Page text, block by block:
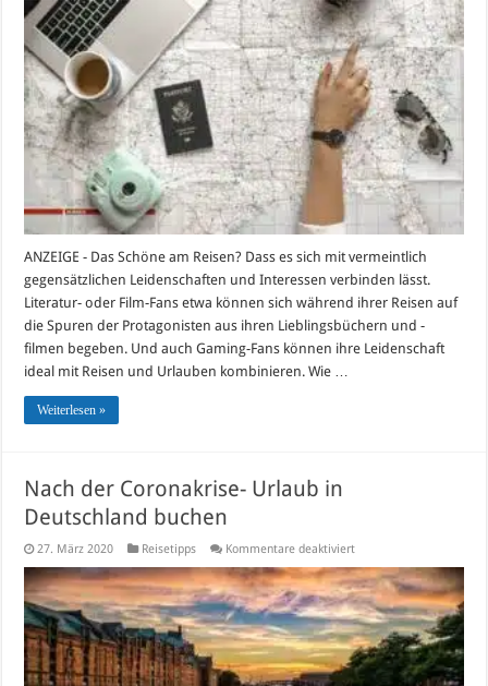
Sehenswürdigkeiten
aus
Video-
Games
sind
für
jeden
Reise-
Fan
ein
Muss
ANZEIGE - Das Schöne am Reisen? Dass es sich mit vermeintlich
gegensätzlichen Leidenschaften und Interessen verbinden lässt.
Literatur- oder Film-Fans etwa können sich während ihrer Reisen auf
die Spuren der Protagonisten aus ihren Lieblingsbüchern und -
filmen begeben. Und auch Gaming-Fans können ihre Leidenschaft
ideal mit Reisen und Urlauben kombinieren. Wie …
Weiterlesen »
Nach der Coronakrise- Urlaub in
Deutschland buchen
27. März 2020 Reisetipps Kommentare deaktiviertfür
der
Coronakrise-
Urlaub
in
Deutschland
buchen